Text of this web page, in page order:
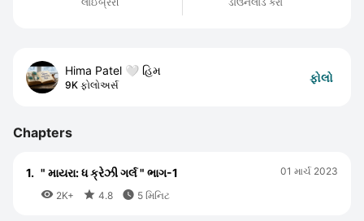
Hima Patel 🤍 હિમ
9K ફોલોઅર્સ
ફોલો
Chapters
1. " માયરા: ધ ક્રેઝી ગર્લ " ભાગ-1
 2K+  4.8  5 મિનિટ
01 માર્ચ 2023